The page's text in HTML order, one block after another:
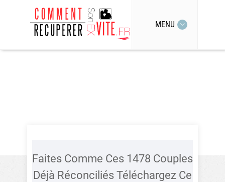
MENU
Faites Comme Ces 1478 Couples
Déjà Réconciliés Téléchargez Ce